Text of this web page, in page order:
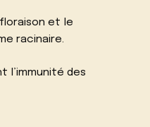
et le
racinaire.
l’immunité des